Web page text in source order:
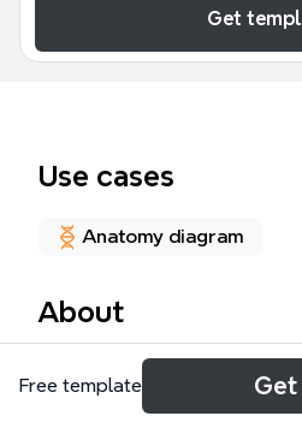
Get
Use cases
Anatomy diagram
About
Этот шаблон 1.04 reni
подробную интеллект-
Free template